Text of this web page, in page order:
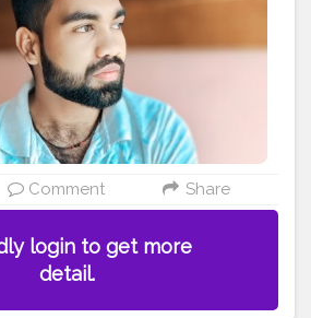
MISHRA ✨ ❤️ #KRISHNA
ENGINEER #CELEBRITY
#SOFTWAREENGINEER
Comment Share
login to get more
detail.